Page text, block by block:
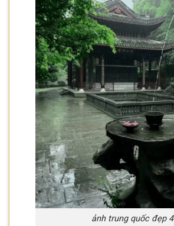
ảnh trung quốc đẹp 4